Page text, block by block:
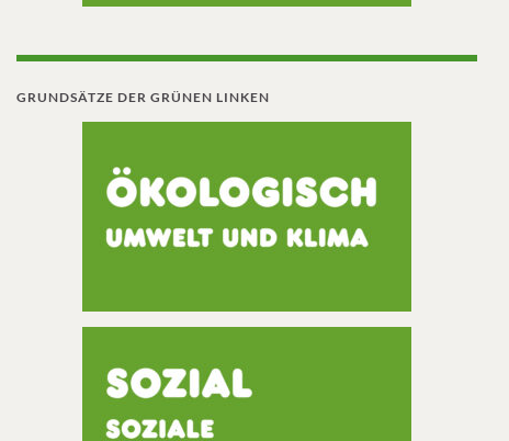
GRUNDSÄTZE DER GRÜNEN LINKEN